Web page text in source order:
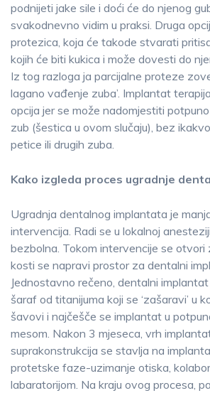
podnijeti jake sile i doći će do njenog
svakodnevno vidim u praksi. Druga
protezica, koja će takode stvarati
kojih će biti kukica i može dovesti do
Iz tog razloga ja parcijalne proteze
lagano vađenje zuba’. Implantat
opcija jer se može nadomjestiti
zub (šestica u ovom slučaju), bez
petice ili drugih zuba.
Kako izgleda proces ugradnje
Ugradnja dentalnog implantata je
intervencija. Radi se u lokalnoj
bezbolna. Tokom intervencije se otvori
kosti se napravi prostor za dentalni
Jednostavno rečeno, dentalni
šaraf od titanijuma koji se ‘zašaravi’ u
šavovi i najčešče se implantat u
mesom. Nakon 3 mjeseca, vrh
suprakonstrukcija se stavlja na
protetske faze-uzimanje otiska,
labaratorijom. Na kraju ovog procesa,